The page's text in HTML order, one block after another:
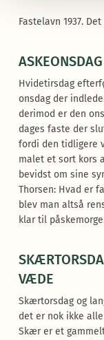
Fastelavn 1937.
ASKEONSDAG
Hvidetirsdag
onsdag der
derimod er den
dages faste der
fordi den tidligere
malet et sort kors
bevidst om sine
Thorsen: Hvad er
blev man altså
klar til
VÆDE
Skærtorsdag og
det er nok ikke
Skær er et